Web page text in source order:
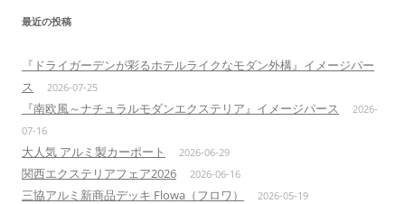
最近の投稿
『ドライガーデンが彩るホテルライクなモダン外構』イメージパー
ス
2026-07-25
『南欧風～ナチュラルモダンエクステリア』イメージパース
2026-
07-16
大人気 アルミ製カーポート 2026-06-29
関西エクステリアフェア2026 2026-06-16
三協アルミ新商品デッキ Flowa（フロワ） 2026-05-19